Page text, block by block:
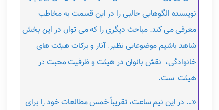
نویسنده الگوهایی جالبی را در این قسمت به مخاطب
معرفی می کند. مباحث دیگری را که می توان در این بخش
شاهد باشیم موضوعاتی نظیر: آثار و برکات هیئت های
خانوادگی، نقش بانوان در هیئت و ظرفیت محبت در
هیئت است.
«… در این نیم ساعت، تقریباً خمس مطالعات خود را برای